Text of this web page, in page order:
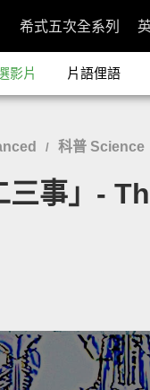
希式五次全系列
影片 片語俚語
/ 科普 Science
三事」-